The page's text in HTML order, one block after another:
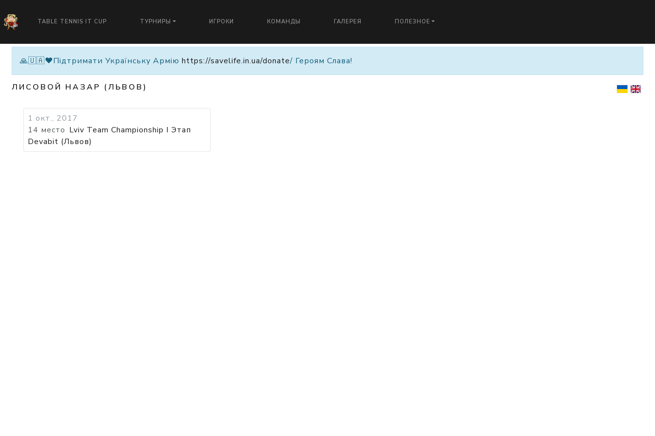
TABLE TENNIS IT CUP ТУРНИРЫ ИГРОКИ КОМАНДЫ ГАЛЕРЕЯ ПОЛЕЗНОЕ
🙏🇺🇦❤️Підтримати Українську Армію https://savelife.in.ua/donate/ Героям Слава!
ЛИСОВОЙ НАЗАР (ЛЬВОВ)
1 окт., 2017
14 место Lviv Team Championship I Этап
Devabit (Львов)